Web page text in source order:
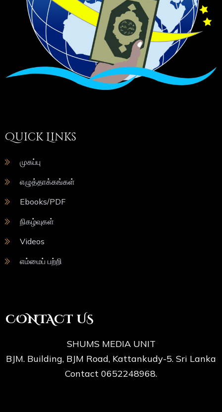
Quick Links
முகப்பு
எழுத்தாக்கங்கள்
Ebooks/PDF
நிகழ்வுகள்
Videos
எம்மைப் பற்றி
CONTACT US
SHUMS MEDIA UNIT
BJM. Building, BJM Road, Kattankudy-5. Sri Lanka
Contact 0652248968.